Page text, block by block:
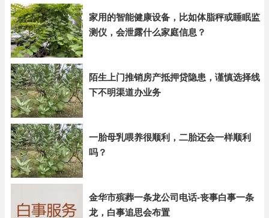
家用的智能健康设备，比如体脂秤或睡眠监
测仪，会泄露什么家庭信息？
陌生上门推销房产抵押贷隐患，谨慎选择线
下不明渠道办业务
一胎母乳喂养很顺利，二胎还会一样顺利
吗？
金华市殡葬一条龙公司电话-丧事白事一条
龙，白事追思会布置